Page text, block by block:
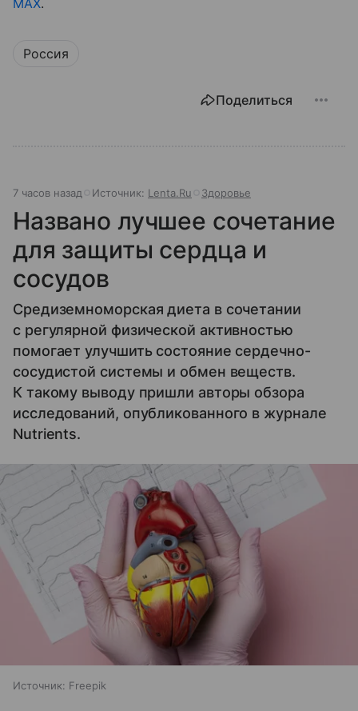
Россия
Поделиться
7 часов назад Источник: Lenta.Ru Здоровье
Названо лучшее сочетание
для защиты сердца и
сосудов
Средиземноморская диета в сочетании
с регулярной физической активностью
помогает улучшить состояние сердечно-
сосудистой системы и обмен веществ.
К такому выводу пришли авторы обзора
исследований, опубликованного в журнале
Nutrients.
Источник: Freepik